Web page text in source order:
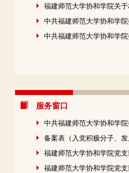
福建师范大学协和学院关
中共福建师范大学协和学
中共福建师范大学协和学
服务窗口
中共福建师范大学协和学
备案表（入党积极分子、
福建师范大学协和学院党
福建师范大学协和学院党